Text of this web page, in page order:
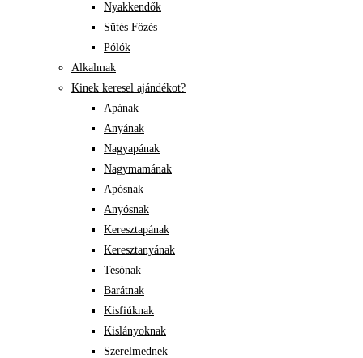
Nyakkendők
Sütés Főzés
Pólók
Alkalmak
Kinek keresel ajándékot?
Apának
Anyának
Nagyapának
Nagymamának
Apósnak
Anyósnak
Keresztapának
Keresztanyának
Tesónak
Barátnak
Kisfiúknak
Kislányoknak
Szerelmednek